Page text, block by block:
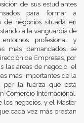
de sus estudiantes
para formar a
de negocios situada en
a la vanguardia de
profesional y
más demandados se
de Empresas, por
las áreas de negocio, el
más importantes de la
por la fuerza que está
Comercio Internacional,
negocios, y el Máster
cada vez más prestan